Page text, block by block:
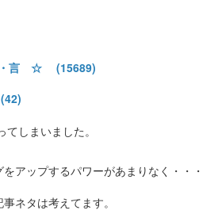
言 ☆ (15689)
てしまいました。
アップするパワーがあまりなく・・・
ネタは考えてます。